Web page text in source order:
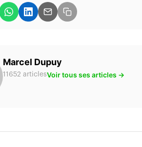
Marcel Dupuy
11652 articlesVoir tous ses articles →